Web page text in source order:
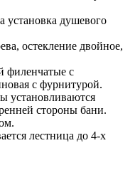
установка душевого
остекление двойное,
филенчатые с
с фурнитурой.
установливаются
стороны бани.
лестница до 4-х